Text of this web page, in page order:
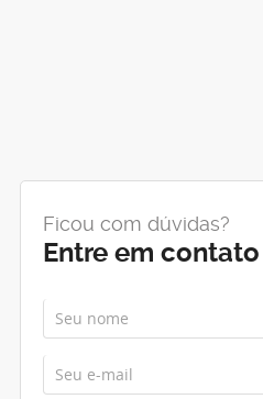
Ficou com dúvidas?
Entre em contato